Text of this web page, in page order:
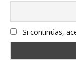
Si continúas,